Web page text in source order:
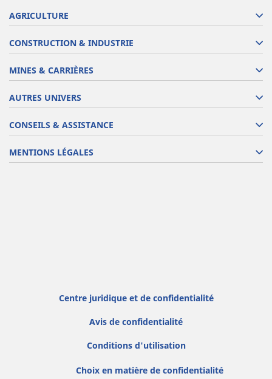
AGRICULTURE
CONSTRUCTION & INDUSTRIE
MINES & CARRIÈRES
AUTRES UNIVERS
CONSEILS & ASSISTANCE
MENTIONS LÉGALES
Centre juridique et de confidentialité
Avis de confidentialité
Conditions d'utilisation
Choix en matière de confidentialité